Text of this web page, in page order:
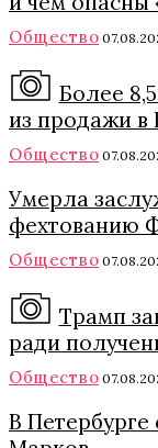
Общество
Более
из продажи в
Общество
Умерла
фехтованию
Общество
Трамп
ради
Общество
В